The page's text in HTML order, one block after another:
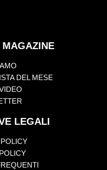
DEL MESE
LEGALI